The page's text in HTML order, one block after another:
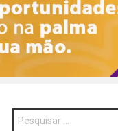
Procurar
por: